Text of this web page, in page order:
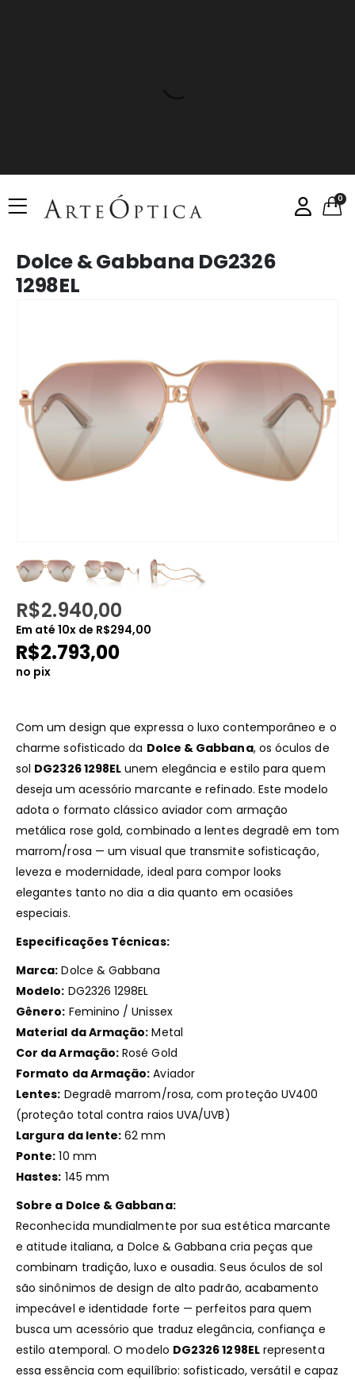
0
Dolce & Gabbana DG2326
1298EL
R$2.940,00
Em até 10x de R$294,00
R$2.793,00
no pix
Com um design que expressa o luxo contemporâneo e o
charme sofisticado da Dolce & Gabbana, os óculos de
sol DG2326 1298EL unem elegância e estilo para quem
deseja um acessório marcante e refinado. Este modelo
adota o formato clássico aviador com armação
metálica rose gold, combinado a lentes degradê em tom
marrom/rosa — um visual que transmite sofisticação,
leveza e modernidade, ideal para compor looks
elegantes tanto no dia a dia quanto em ocasiões
especiais.
Especificações Técnicas:
Marca: Dolce & Gabbana
Modelo: DG2326 1298EL
Gênero: Feminino / Unissex
Material da Armação: Metal
Cor da Armação: Rosé Gold
Formato da Armação: Aviador
Lentes: Degradê marrom/rosa, com proteção UV400
(proteção total contra raios UVA/UVB)
Largura da lente: 62 mm
Ponte: 10 mm
Hastes: 145 mm
Sobre a Dolce & Gabbana:
Reconhecida mundialmente por sua estética marcante
e atitude italiana, a Dolce & Gabbana cria peças que
combinam tradição, luxo e ousadia. Seus óculos de sol
são sinônimos de design de alto padrão, acabamento
impecável e identidade forte — perfeitos para quem
busca um acessório que traduz elegância, confiança e
estilo atemporal. O modelo DG2326 1298ELrepresenta
essa essência com equilíbrio: sofisticado, versátil e capaz